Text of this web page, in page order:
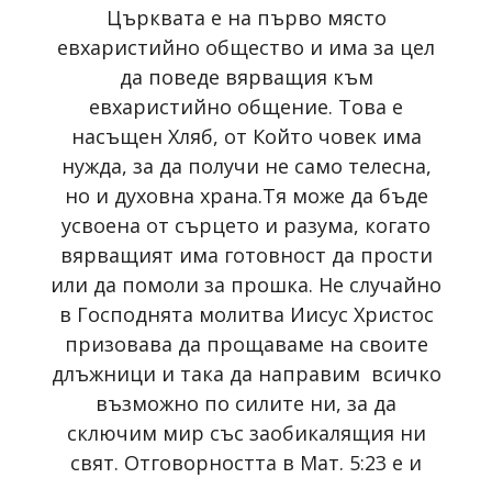
Църквата е на първо място
евхаристийно общество и има за цел
да поведе вярващия към
евхаристийно общение. Това е
насъщен Хляб, от Който човек има
нужда, за да получи не само телесна,
но и духовна храна.Тя може да бъде
усвоена от сърцето и разума, когато
вярващият има готовност да прости
или да помоли за прошка. Не случайно
в Господнята молитва Иисус Христос
призовава да прощаваме нa своите
длъжници и така да направим всичко
възможно по силите ни, за да
сключим мир със заобикалящия ни
свят. Отговорността в Мат. 5:23 е и